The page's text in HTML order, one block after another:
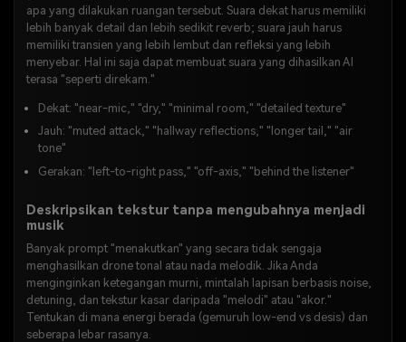
apa yang dilakukan ruangan tersebut. Suara dekat harus memiliki
lebih banyak detail dan lebih sedikit reverb; suara jauh harus
memiliki transien yang lebih lembut dan refleksi yang lebih
menyebar. Hal ini saja dapat membuat suara yang dihasilkan AI
terasa "seperti direkam."
Dekat: "near-mic," "dry," "minimal room," "detailed texture"
Jauh: "muted attack," "hallway reflections," "longer tail," "air
tone"
Gerakan: "left-to-right pass," "off-axis," "behind the listener"
Deskripsikan tekstur tanpa mengubahnya menjadi
musik
Banyak prompt "menakutkan" yang secara tidak sengaja
menghasilkan drone tonal atau nada melodik. Jika Anda
menginginkan ketegangan murni, mintalah lapisan berbasis noise,
detuning, dan tekstur kasar daripada "melodi" atau "akor."
Tentukan di mana energi berada (gemuruh low-end vs desis) dan
seberapa lebar rasanya.